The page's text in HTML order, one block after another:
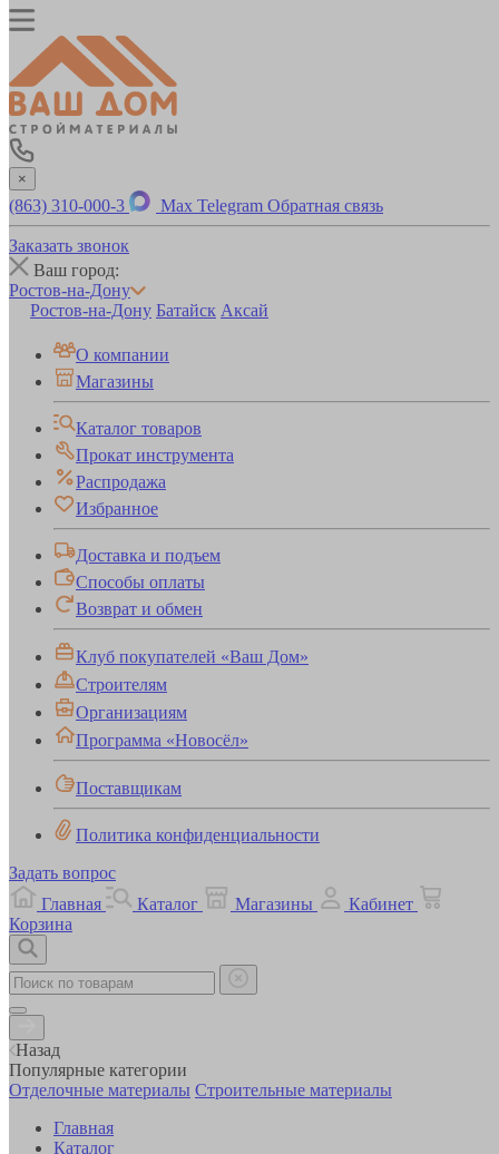
×
(863) 310-000-3 Max Telegram Обратная связь
Заказать звонок
Ваш город:
Ростов-на-Дону
Ростов-на-Дону Батайск Аксай
О компании
Магазины
Каталог товаров
Прокат инструмента
Распродажа
Избранное
Доставка и подъем
Способы оплаты
Возврат и обмен
Клуб покупателей «Ваш Дом»
Строителям
Организациям
Программа «Новосёл»
Поставщикам
Политика конфиденциальности
Задать вопрос
Главная
Каталог Магазины
Кабинет
Корзина
Назад
Популярные категории
Отделочные материалы Строительные материалы
Главная
Каталог